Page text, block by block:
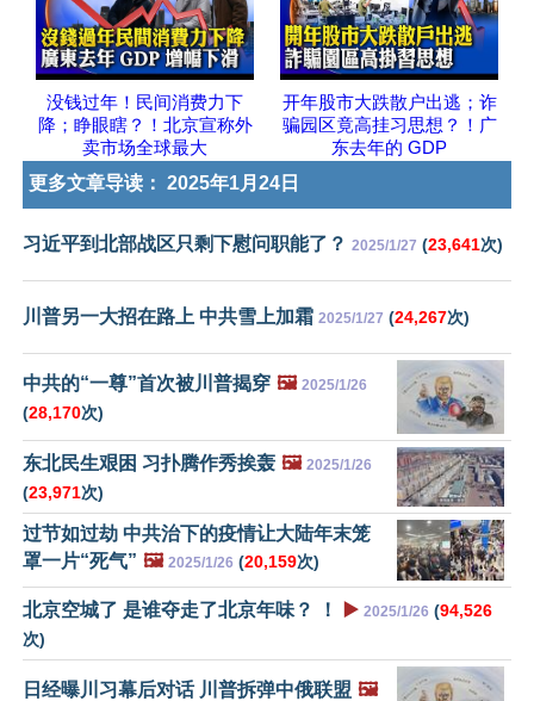
没钱过年！民间消费力下
降；睁眼瞎？！北京宣称外
卖市场全球最大
开年股市大跌散户出逃；诈
骗园区竟高挂习思想？！广
东去年的 GDP
更多文章导读： 2025年1月24日
习近平到北部战区只剩下慰问职能了？ 2025/1/27 (23,641次)
川普另一大招在路上 中共雪上加霜 2025/1/27 (24,267次)
中共的“一尊”首次被川普揭穿 🖼️ 2025/1/26
(28,170次)
东北民生艰困 习扑腾作秀挨轰 🖼️ 2025/1/26
(23,971次)
过节如过劫 中共治下的疫情让大陆年末笼
罩一片“死气” 🖼️ 2025/1/26 (20,159次)
北京空城了 是谁夺走了北京年味？ ！ ▶️ 2025/1/26 (94,526
次)
日经曝川习幕后对话 川普拆弹中俄联盟 🖼️